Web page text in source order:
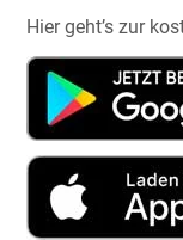
Hier geht’s zur